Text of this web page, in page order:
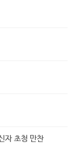
자 초청 만찬